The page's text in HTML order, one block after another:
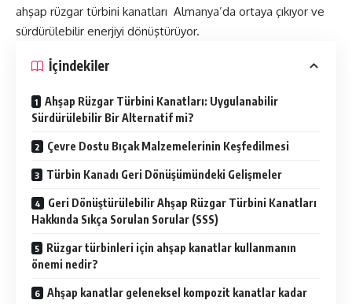
ahşap rüzgar türbini kanatları Almanya’da ortaya çıkıyor ve
sürdürülebilir enerjiyi dönüştürüyor.
İçindekiler
Ahşap Rüzgar Türbini Kanatları: Uygulanabilir
Sürdürülebilir Bir Alternatif mi?
Çevre Dostu Bıçak Malzemelerinin Keşfedilmesi
Türbin Kanadı Geri Dönüşümündeki Gelişmeler
Geri Dönüştürülebilir Ahşap Rüzgar Türbini Kanatları
Hakkında Sıkça Sorulan Sorular (SSS)
Rüzgar türbinleri için ahşap kanatlar kullanmanın
önemi nedir?
Ahşap kanatlar geleneksel kompozit kanatlar kadar